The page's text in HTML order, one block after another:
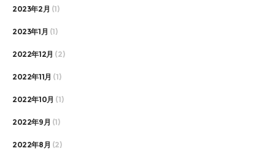
2023年2月 (1)
2023年1月 (1)
2022年12月 (2)
2022年11月 (1)
2022年10月 (1)
2022年9月 (1)
2022年8月 (2)